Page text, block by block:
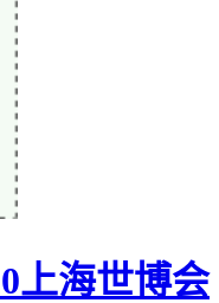
上海世博会